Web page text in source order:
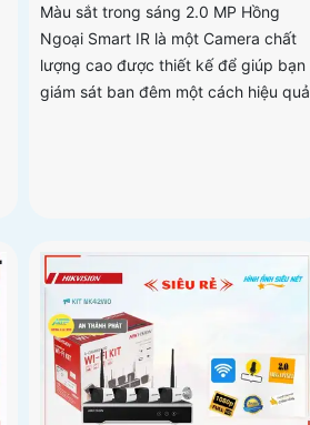
Màu sắt trong sáng 2.0 MP Hồng
Ngoại Smart IR là một Camera chất
lượng cao được thiết kế để giúp bạn
giám sát ban đêm một cách hiệu quả